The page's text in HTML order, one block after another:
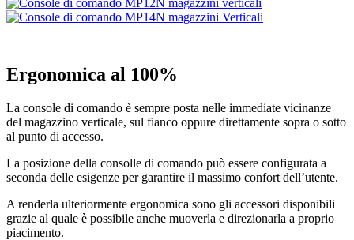
Ergonomica al 100%
La console di comando è sempre posta nelle immediate vicinanze
del magazzino verticale, sul fianco oppure direttamente sopra o sotto
al punto di accesso.
La posizione della consolle di comando può essere configurata a
seconda delle esigenze per garantire il massimo confort dell’utente.
A renderla ulteriormente ergonomica sono gli accessori disponibili
grazie al quale è possibile anche muoverla e direzionarla a proprio
piacimento.